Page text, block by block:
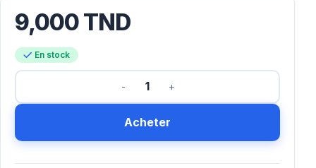
9,000TND
En stock
Acheter